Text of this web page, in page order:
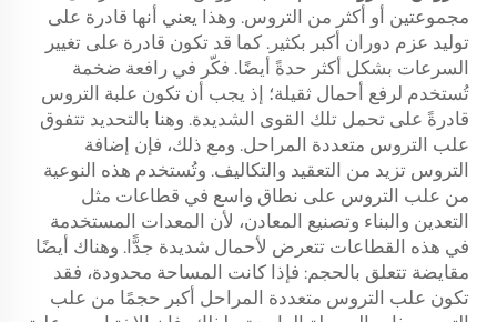
مجموعتين أو أكثر من التروس. وهذا يعني أنها قادرة على
توليد عزم دوران أكبر بكثير. كما قد تكون قادرة على تغيير
السرعات بشكل أكثر حدةً أيضًا. فكّر في رافعة ضخمة
تُستخدم لرفع أحمال ثقيلة؛ إذ يجب أن تكون علبة التروس
قادرةً على تحمل تلك القوى الشديدة. وهنا بالتحديد تتفوق
علب التروس متعددة المراحل. ومع ذلك، فإن إضافة
التروس تزيد من التعقيد والتكاليف. وتُستخدم هذه النوعية
من علب التروس على نطاق واسع في قطاعات مثل
التعدين والبناء وتصنيع المعادن، لأن المعدات المستخدمة
في هذه القطاعات تتعرض لأحمال شديدة جدًّا. وهناك أيضًا
مقايضة تتعلق بالحجم: فإذا كانت المساحة محدودة، فقد
تكون علب التروس متعددة المراحل أكبر حجمًا من علب